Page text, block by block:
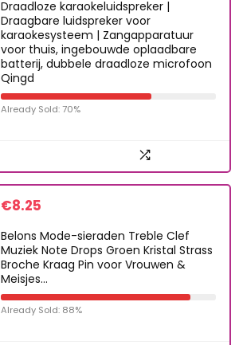
Draadloze karaokeluidspreker |
Draagbare luidspreker voor
karaokesysteem | Zangapparatuur
voor thuis, ingebouwde oplaadbare
batterij, dubbele draadloze microfoon
Qingd
Already Sold: 70%
€8.25
Belons Mode-sieraden Treble Clef
Muziek Note Drops Groen Kristal Strass
Broche Kraag Pin voor Vrouwen &
Meisjes…
Already Sold: 88%